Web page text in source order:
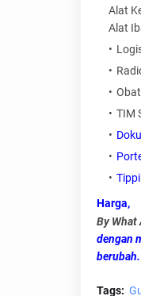
Alat
Alat
TIM
Harga,
By What
dengan
berubah.
Tags: